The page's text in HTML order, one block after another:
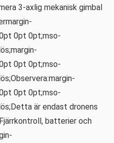
3-axlig mekanisk gimbal
0pt 0pt;mso-
0pt 0pt;mso-
0pt 0pt;mso-
är endast dronens
batterier och